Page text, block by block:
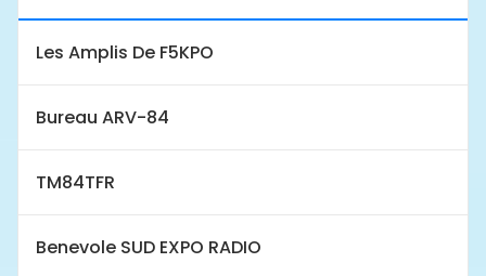
Les Amplis De F5KPO
Bureau ARV-84
TM84TFR
Benevole SUD EXPO RADIO